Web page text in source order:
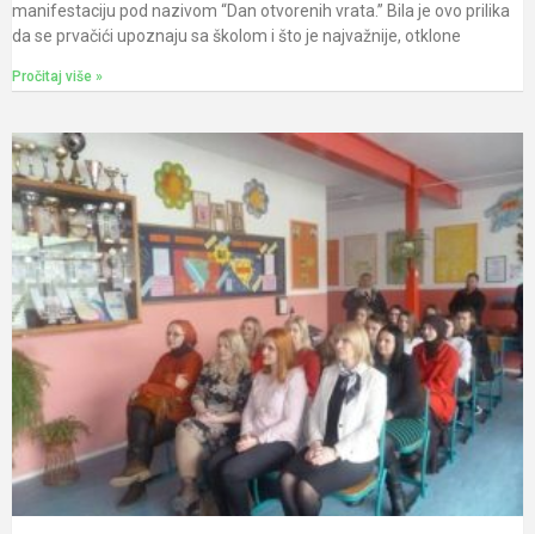
manifestaciju pod nazivom “Dan otvorenih vrata.” Bila je ovo prilika
da se prvačići upoznaju sa školom i što je najvažnije, otklone
Pročitaj više »